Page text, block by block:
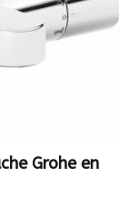
Grohe en